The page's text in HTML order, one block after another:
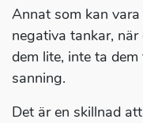
Annat som kan
negativa tankar,
dem lite, inte ta
sanning.
Det är en skillnad